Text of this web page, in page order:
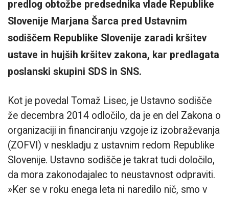
predlog obtožbe predsednika vlade Republike
Slovenije Marjana Šarca pred Ustavnim
sodiščem Republike Slovenije zaradi kršitev
ustave in hujših kršitev zakona, kar predlagata
poslanski skupini SDS in SNS.
Kot je povedal Tomaž Lisec, je Ustavno sodišče
že decembra 2014 odločilo, da je en del Zakona o
organizaciji in financiranju vzgoje iz izobraževanja
(ZOFVI) v neskladju z ustavnim redom Republike
Slovenije. Ustavno sodišče je takrat tudi določilo,
da mora zakonodajalec to neustavnost odpraviti.
»Ker se v roku enega leta ni naredilo nič, smo v